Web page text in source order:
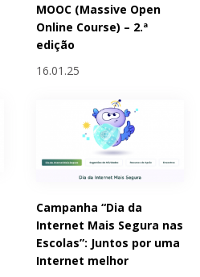
MOOC (Massive Open
Online Course) – 2.ª
edição
16.01.25
Campanha “Dia da
Internet Mais Segura nas
Escolas”: Juntos por uma
Internet melhor